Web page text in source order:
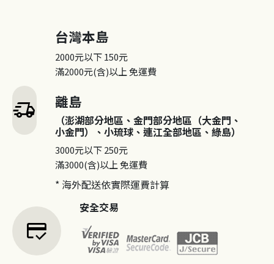
delivery_truck_speed
台灣本島
2000元以下150元
滿2000元(含)以上免運費
離島
（澎湖部分地區、金門部分地區（大金門、
小金門）、小琉球、連江全部地區、綠島）
3000元以下250元
滿3000(含)以上免運費
* 海外配送依實際運費計算
credit_score
安全交易